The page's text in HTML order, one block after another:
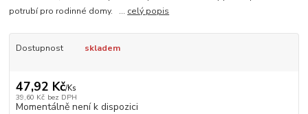
potrubí pro rodinné domy. ... celý popis
Dostupnost skladem
47,92 Kč/Ks
39,60 Kč bez DPH
Momentálně není k dispozici